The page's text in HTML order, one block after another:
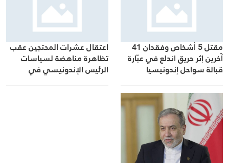
مقتل 5 أشخاص وفقدان 41
آخرين إثر حريق اندلع في عبّارة
قبالة سواحل إندونيسيا
اعتقال عشرات المحتجين عقب
تظاهرة مناهضة لسياسات
الرئيس الإندونيسي في